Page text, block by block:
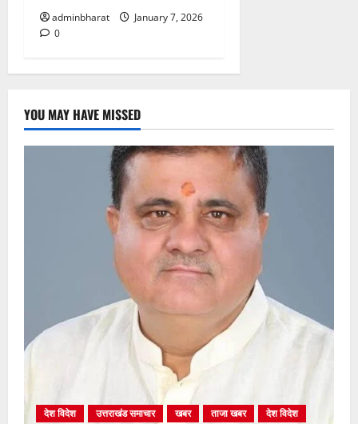
adminbharat
January 7, 2026
0
YOU MAY HAVE MISSED
देश विदेश उत्तराखंड समाचार खबर ताजा खबर
देश विदेश